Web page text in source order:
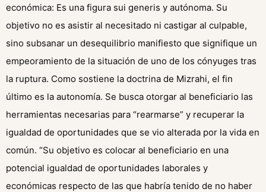
económica: Es una figura sui generis y autónoma. Su
objetivo no es asistir al necesitado ni castigar al culpable,
sino subsanar un desequilibrio manifiesto que signifique un
empeoramiento de la situación de uno de los cónyuges tras
la ruptura. Como sostiene la doctrina de Mizrahi, el fin
último es la autonomía. Se busca otorgar al beneficiario las
herramientas necesarias para “rearmarse” y recuperar la
igualdad de oportunidades que se vio alterada por la vida en
común. “Su objetivo es colocar al beneficiario en una
potencial igualdad de oportunidades laborales y
económicas respecto de las que habría tenido de no haber